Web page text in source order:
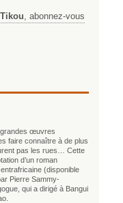
, abonnez-vous
grandes œuvres
faire connaître à de plus
pas les rues… Cette
d’un roman
(disponible
Pierre Sammy-
qui a dirigé à Bangui